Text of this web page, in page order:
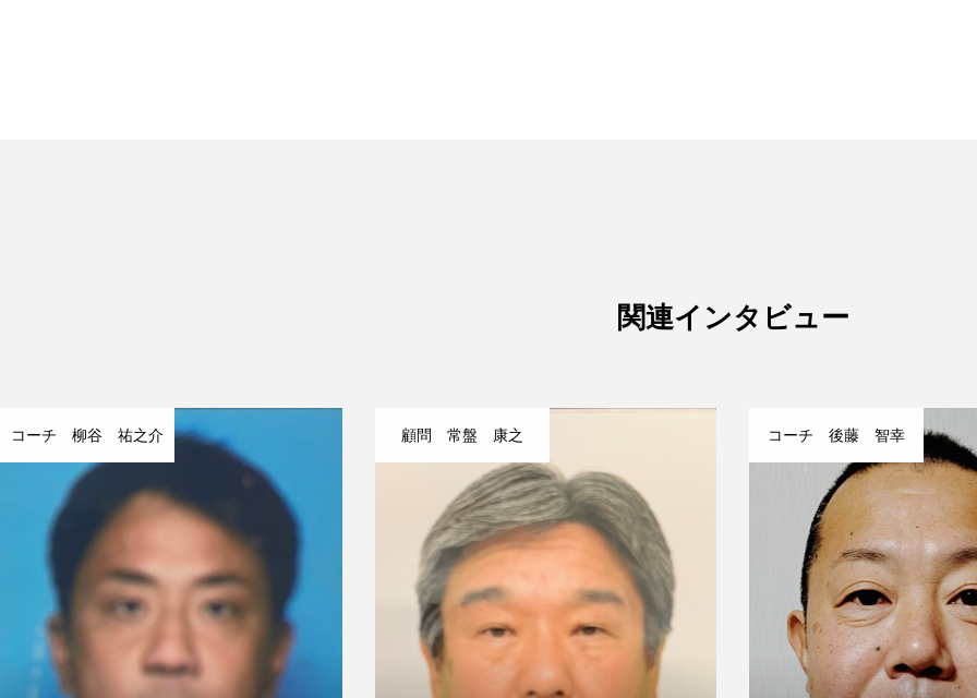
フォトギャラリー
お問合せ
お知らせ一覧 代表挨拶 基本活動 活動報告 STAFF一覧
スケジュール
お問合せ
関連インタビュー
コーチ 柳谷 祐之介 顧問 常盤 康之 コーチ 後藤 智幸